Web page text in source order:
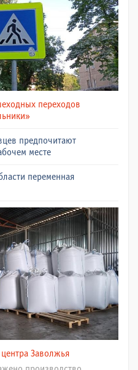
переходов
предпочитают
месте
переменная
Заволжья